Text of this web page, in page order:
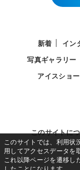
新着 イン
写真ギャラリー
アイスショー
このサイトに
このサイトでは、利用状
用してアクセスデータを
これ以降ページを遷移し